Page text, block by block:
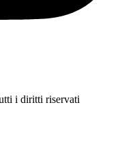
i diritti riservati